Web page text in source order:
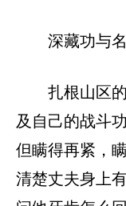
深藏功与名
扎根山区
及自己的战斗
但瞒得再紧，
清楚丈夫身上